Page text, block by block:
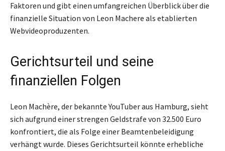
Faktoren und gibt einen umfangreichen Überblick über die
finanzielle Situation von Leon Machere als etablierten
Webvideoproduzenten.
Gerichtsurteil und seine
finanziellen Folgen
Leon Machère, der bekannte YouTuber aus Hamburg, sieht
sich aufgrund einer strengen Geldstrafe von 32.500 Euro
konfrontiert, die als Folge einer Beamtenbeleidigung
verhängt wurde. Dieses Gerichtsurteil könnte erhebliche